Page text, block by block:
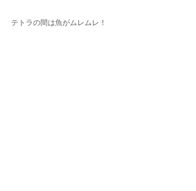
テトラの間は魚がムレムレ！